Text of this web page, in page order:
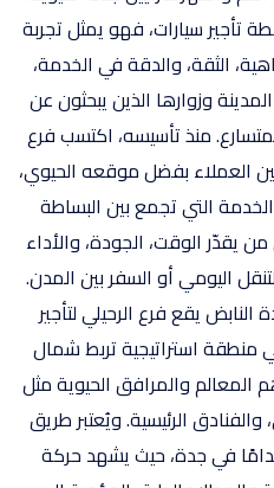
تأجير سيارات، فهو يمثل تجربة
الثقة، والدقة في الخدمة،
وزوارها الذين يبحثون عن
منذ تأسيسه، اكتسب فرع
العملاء بفضل موقعه الحيوي،
التي تجمع بين البساطة
يقدّر الوقت، الجودة، والأداء
اليومي أو السفر بين المدن.
يقع فرع الرحيلي لتأجير
منطقة استراتيجية تربط شمال
المعالم والمرافق الحيوية مثل
والفنادق الرئيسية. ويُعتبر طريق
في جدة، حيث يشهد حركة